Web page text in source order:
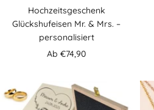
Hochzeitsgeschenk
Glückshufeisen Mr. & Mrs. –
personalisiert
Angebotspreis
Ab €74,90